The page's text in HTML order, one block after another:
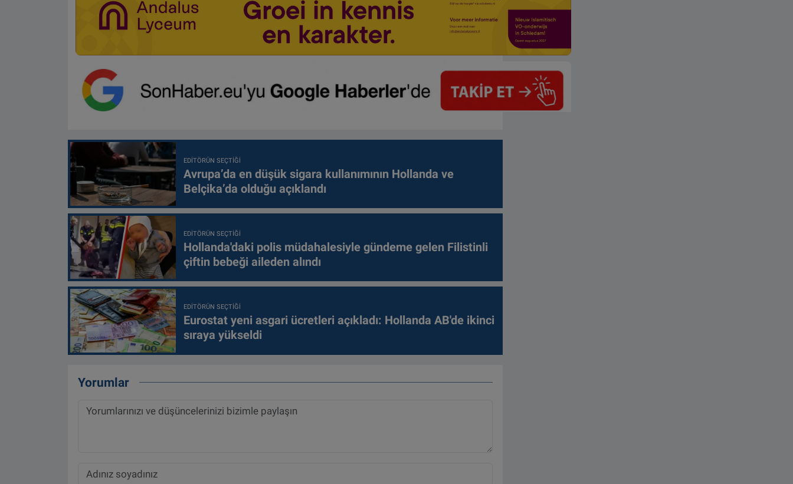
EDITÖRÜN SEÇTIĞI
Avrupa’da en düşük sigara kullanımının Hollanda ve
Belçika’da olduğu açıklandı
EDITÖRÜN SEÇTIĞI
Hollanda'daki polis müdahalesiyle gündeme gelen Filistinli
çiftin bebeği aileden alındı
EDITÖRÜN SEÇTIĞI
Eurostat yeni asgari ücretleri açıkladı: Hollanda AB'de ikinci
sıraya yükseldi
Yorumlar